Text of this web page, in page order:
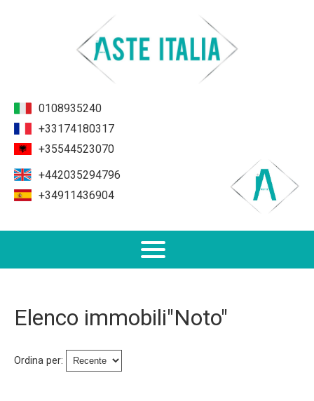
0108935240
+33174180317
+35544523070
+442035294796
+34911436904
Immobili Preasta
Immobili All'asta
Elenco immobili"Noto"
Ordina per: